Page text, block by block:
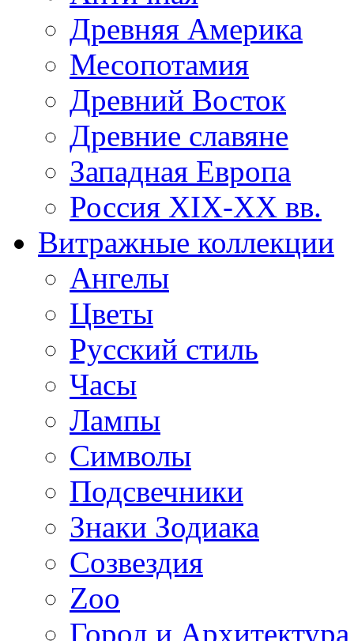
Древняя Америка
Месопотамия
Древний Восток
Древние славяне
Западная Европа
Россия XIX-XX вв.
Витражные коллекции
Ангелы
Цветы
Русский стиль
Часы
Лампы
Символы
Подсвечники
Знаки Зодиака
Созвездия
Zoo
Город и Архитектура